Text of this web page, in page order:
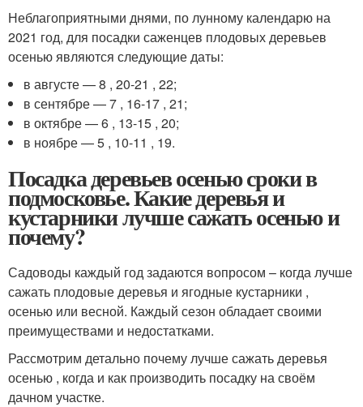
Неблагоприятными днями, по лунному календарю на
2021 год, для посадки саженцев плодовых деревьев
осенью являются следующие даты:
в августе — 8 , 20-21 , 22;
в сентябре — 7 , 16-17 , 21;
в октябре — 6 , 13-15 , 20;
в ноябре — 5 , 10-11 , 19.
Посадка деревьев осенью сроки в
подмосковье. Какие деревья и
кустарники лучше сажать осенью и
почему?
Садоводы каждый год задаются вопросом – когда лучше
сажать плодовые деревья и ягодные кустарники ,
осенью или весной. Каждый сезон обладает своими
преимуществами и недостатками.
Рассмотрим детально почему лучше сажать деревья
осенью , когда и как производить посадку на своём
дачном участке.